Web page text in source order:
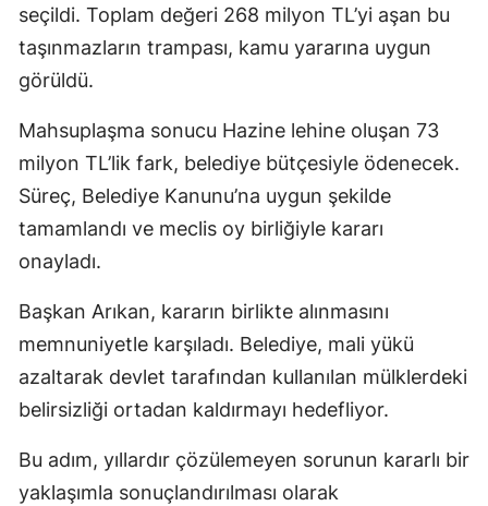
seçildi. Toplam değeri 268 milyon TL’yi aşan bu
taşınmazların trampası, kamu yararına uygun
görüldü.
Mahsuplaşma sonucu Hazine lehine oluşan 73
milyon TL’lik fark, belediye bütçesiyle ödenecek.
Süreç, Belediye Kanunu’na uygun şekilde
tamamlandı ve meclis oy birliğiyle kararı
onayladı.
Başkan Arıkan, kararın birlikte alınmasını
memnuniyetle karşıladı. Belediye, mali yükü
azaltarak devlet tarafından kullanılan mülklerdeki
belirsizliği ortadan kaldırmayı hedefliyor.
Bu adım, yıllardır çözülemeyen sorunun kararlı bir
yaklaşımla sonuçlandırılması olarak